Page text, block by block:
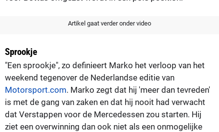
Artikel gaat verder onder video
Sprookje
"Een sprookje", zo definieert Marko het verloop van het
weekend tegenover de Nederlandse editie van
Motorsport.com. Marko zegt dat hij 'meer dan tevreden'
is met de gang van zaken en dat hij nooit had verwacht
dat Verstappen voor de Mercedessen zou starten. Hij
ziet een overwinning dan ook niet als een onmogelijke